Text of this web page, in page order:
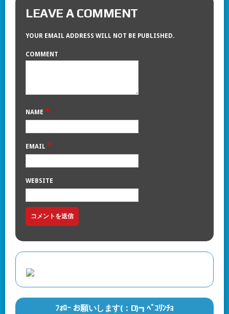
LEAVE A COMMENT
YOUR EMAIL ADDRESS WILL NOT BE PUBLISHED.
COMMENT
NAME *
EMAIL *
WEBSITE
ﾌｫﾛｰ お願いします(：D)┓ﾍﾟｺﾘﾝﾁｮ